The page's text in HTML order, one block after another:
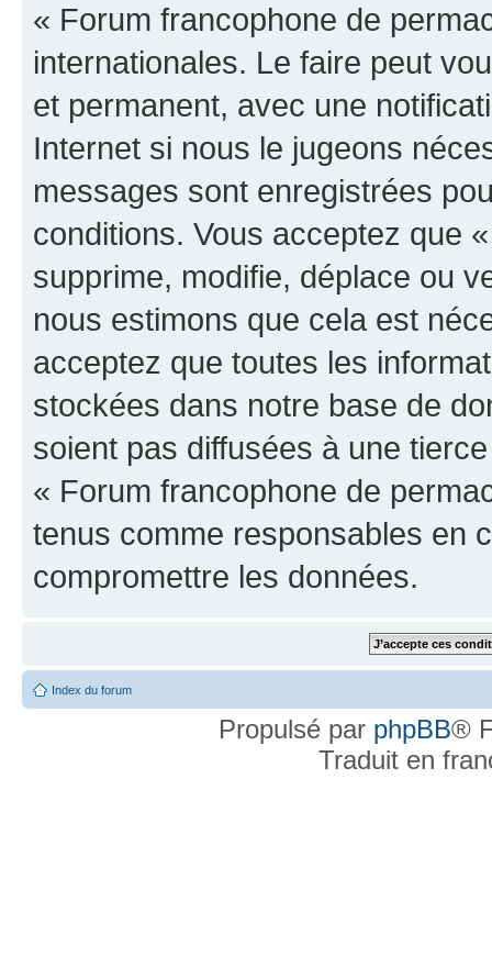
« Forum francophone de
internationales. Le faire peut
et permanent, avec une
Internet si nous le jugeons
messages sont enregistrées
conditions. Vous acceptez que
supprime, modifie, déplace ou
nous estimons que cela est
acceptez que toutes les
stockées dans notre base de
soient pas diffusées à une
« Forum francophone de
tenus comme responsables en
compromettre les données.
Index du forum
Propulsé par phpBB®
Traduit en